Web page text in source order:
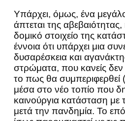
Υπάρχει, όμως, ένα
άπτεται της αβεβαιότητας,
δομικό στοιχείο της
έννοια ότι υπάρχει μια
δυσαρέσκεια και
στρώματα, που κανείς δεν
το πως θα συμπεριφερθεί
μέσα στο νέο τοπίο που
καινούργια κατάσταση
μετά την πανδημία. Το